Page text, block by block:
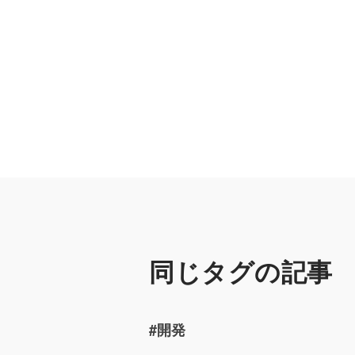
同じタグの記事
#開発